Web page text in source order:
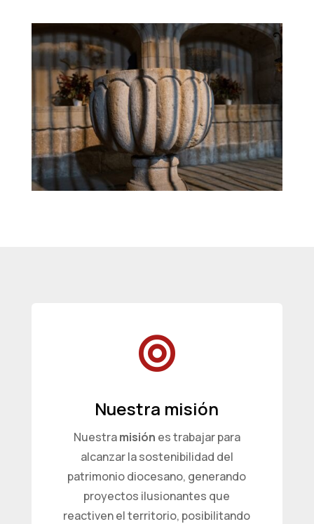

Nuestra misión
Nuestramisión es trabajar para
alcanzar la sostenibilidad del
patrimonio diocesano, generando
proyectos ilusionantes que
reactiven el territorio, posibilitando